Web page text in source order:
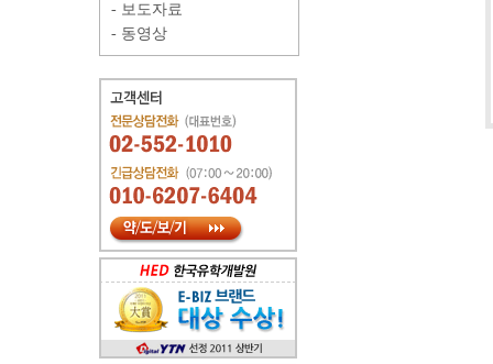
- 보도자료
- 동영상